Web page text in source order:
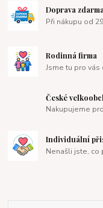
Doprava zdarma
Při nákupu od
Rodinná firma
Jsme tu pro
České
Nakupujeme
Individuální
Nenašli jste, co